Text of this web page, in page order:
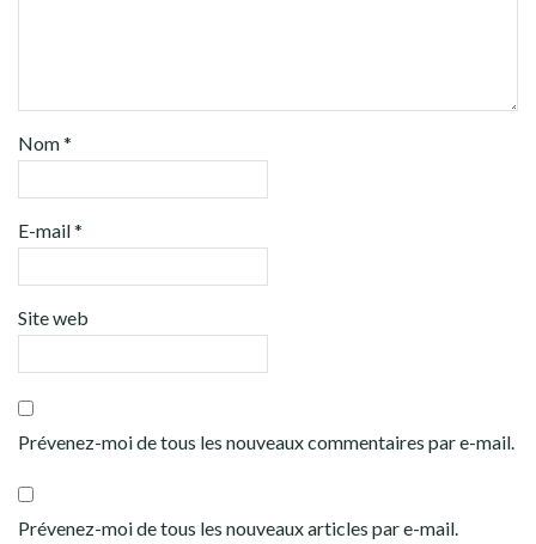
Nom*
E-mail*
Site web
Prévenez-moi de tous les nouveaux commentaires par e-mail.
Prévenez-moi de tous les nouveaux articles par e-mail.